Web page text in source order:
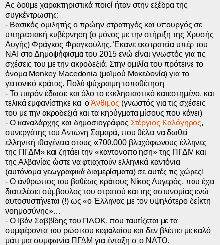
Ας δούμε χαρακτηριστικά ποιοί ήταν στην εξέδρα της
συγκέντρωσης:
- Βασικός ομιλητής ο πρώην στρατηγός και υπουργός σε
υπηρεσιακή κυβέρνηση (ο μόνος με την στήριξη της Χρυσής
Αυγής) Φράγκος Φραγκούλης. Έκανε εκστρατεία υπέρ του
ΝΑΙ στο Δημοψήφισμα του 2015 ενώ είναι γνωστός για τις
σχέσεις του με την ακροδεξιά. Στην ομιλία του πρότεινε το
όνομα Monkey Macedonia (μαϊμού Μακεδονία) για το
γειτονικό κράτος. Πολύ ψύχραιμη τοποθέτηση.
- Το παρόν έδωσε και όλο το εκκλησιαστικό κατεστημένο, και
τελικά εμφανίστηκε και οΆνθιμος (γνωστός για τις σχέσεις
του με την ακροδεξιά και τα κηρύγματα μίσους που κάνει)
- Ο καναλάρχης και δημοσιογράφος Στέργιος Καλόγηρος,
συνεργάτης του Αντώνη Σαμαρά, που θέλει να δωθεί
ελληνική ιθαγένεια στους «700.000 βλαχόφωνους έλληνες
της ΠΓΔΜ» και ζητάει την «καντονοποίηση» της ΠΓΔΜ και
της Αλβανίας ώστε να φτιαχτούν ελληνικά καντόνια
(αυτόνομα γεωγραφικά διαμερίσματα) σε αυτές τις χώρες!
- Ο άνθρωπος του βαθέως κράτους Νίκος Λυγερός, που έχει
διατελέσει σύμβουλος του στρατού και της αστυνομίας ενώ
αυτοσυστήνεται (!) ως «ο Έλληνας με τον υψηλότερο δείκτη
νοημοσύνης»…
- Ο Ιβάν Σαββίδης του ΠΑΟΚ, που ταυτίζεται με τα
συμφέροντα του ρώσικου κεφαλαίου και δεν βλέπει με καλό
μάτι μια συμφωνία ΠΓΔΜ για ένταξη στο ΝΑΤΟ.